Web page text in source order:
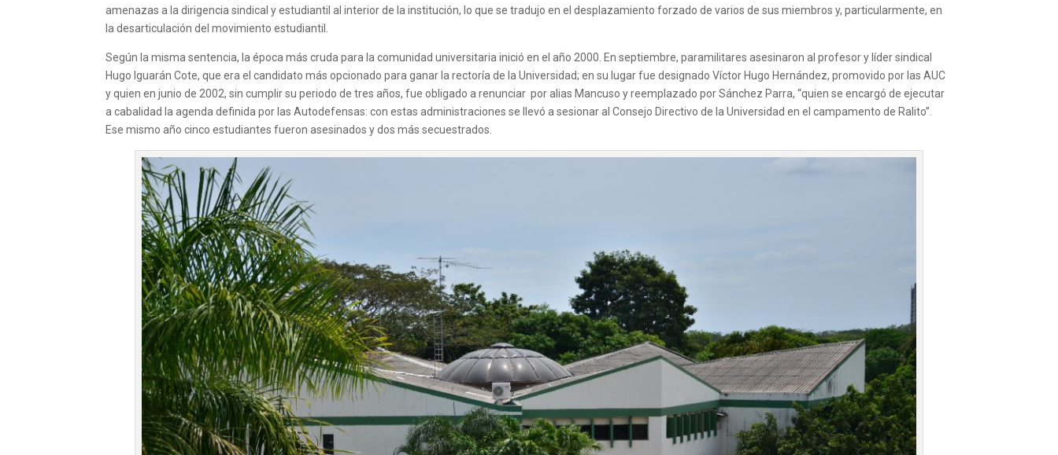
amenazas a la dirigencia sindical y estudiantil al interior de la institución, lo que se tradujo en el desplazamiento forzado de varios de sus miembros y, particularmente, en
la desarticulación del movimiento estudiantil.
Según la misma sentencia, la época más cruda para la comunidad universitaria inició en el año 2000. En septiembre, paramilitares asesinaron al profesor y líder sindical
Hugo Iguarán Cote, que era el candidato más opcionado para ganar la rectoría de la Universidad; en su lugar fue designado Víctor Hugo Hernández, promovido por las AUC
y quien en junio de 2002, sin cumplir su periodo de tres años, fue obligado a renunciar por alias Mancuso y reemplazado por Sánchez Parra, “quien se encargó de ejecutar
a cabalidad la agenda definida por las Autodefensas: con estas administraciones se llevó a sesionar al Consejo Directivo de la Universidad en el campamento de Ralito”.
Ese mismo año cinco estudiantes fueron asesinados y dos más secuestrados.